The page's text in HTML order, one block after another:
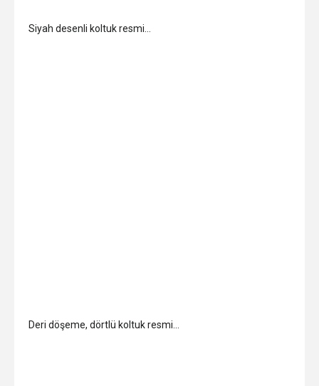
Siyah desenli koltuk resmi…
Deri döşeme, dörtlü koltuk resmi…